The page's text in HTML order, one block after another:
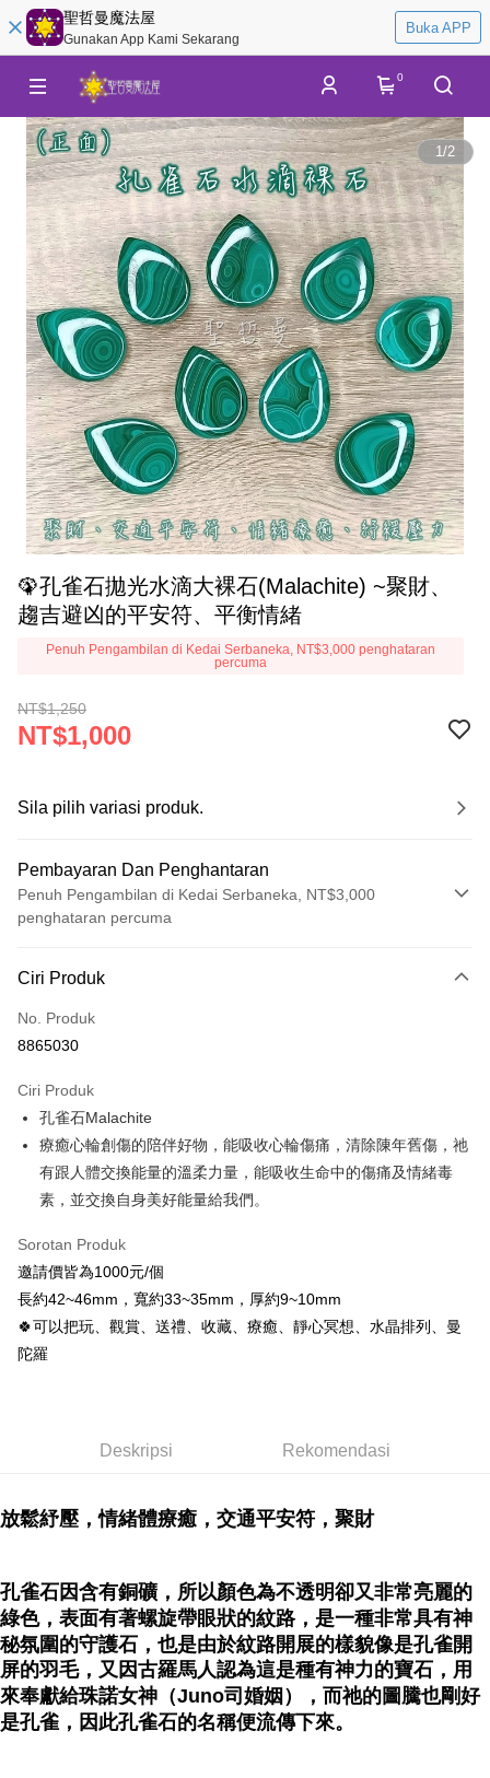
聖哲曼魔法屋
Gunakan App Kami Sekarang
Buka APP
0
1/2
🦚孔雀石拋光水滴大裸石(Malachite) ~聚財、
趨吉避凶的平安符、平衡情緒
Penuh Pengambilan di Kedai Serbaneka, NT$3,000 penghataran
percuma
NT$1,250
NT$1,000
Sila pilih variasi produk.
Pembayaran Dan Penghantaran
Penuh Pengambilan di Kedai Serbaneka, NT$3,000
penghataran percuma
Kad Kredit (Bayaran Penuh)
Pengambilan di Kedai Serbaneka
Apple Pay
JKOPAY
Easy Wallet
Pilihan Penghantaran
NT$80/pesanan | Penghantaran percuma untuk pesanan
NT$80/pesanan | Penghantaran percuma untuk pesanan
賣家宅配幫您送（台灣）
郵局幫你送（離島）
NT$80/pesanan | Penghantaran percuma untuk pesanan
NT$3,000 atau lebih
付款後門市自取
Penghantaran percuma
Ciri Produk
No. Produk
8865030
Ciri Produk
孔雀石Malachite
療癒心輪創傷的陪伴好物，能吸收心輪傷痛，清除陳年舊傷，祂
有跟人體交換能量的溫柔力量，能吸收生命中的傷痛及情緒毒
素，並交換自身美好能量給我們。
Sorotan Produk
邀請價皆為1000元/個
長約42~46mm，寬約33~35mm，厚約9~10mm
🍀可以把玩、觀賞、送禮、收藏、療癒、靜心冥想、水晶排列、曼
陀羅
Deskripsi Rekomendasi
放鬆紓壓，情緒體療癒，交通平安符，聚財
孔雀石因含有銅礦，所以顏色為不透明卻又非常亮麗的
綠色，表面有著螺旋帶眼狀的紋路，是一種非常具有神
秘氛圍的守護石，也是由於紋路開展的樣貌像是孔雀開
屏的羽毛，又因古羅馬人認為這是種有神力的寶石，用
來奉獻給珠諾女神（Juno司婚姻），而祂的圖騰也剛好
是孔雀，因此孔雀石的名稱便流傳下來。